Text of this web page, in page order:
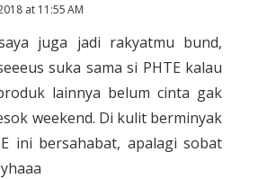
at 11:55 AM
juga jadi rakyatmu bund,
suka sama si PHTE kalau
lainnya belum cinta gak
weekend. Di kulit berminyak
ini bersahabat, apalagi sobat